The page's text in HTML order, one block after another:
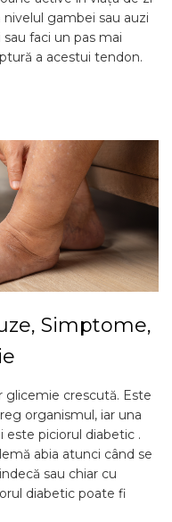
gambei sau auzi
faci un pas mai
a acestui tendon.
Simptome,
glicemie crescută. Este
organismul, iar una
este piciorul diabetic .
abia atunci când se
sau chiar cu
diabetic poate fi